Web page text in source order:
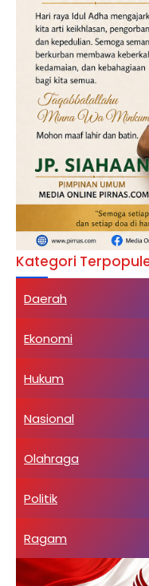
Kategori
Daerah
Ekonomi
Hukum
Nasional
Olahraga
Politik
Ragam